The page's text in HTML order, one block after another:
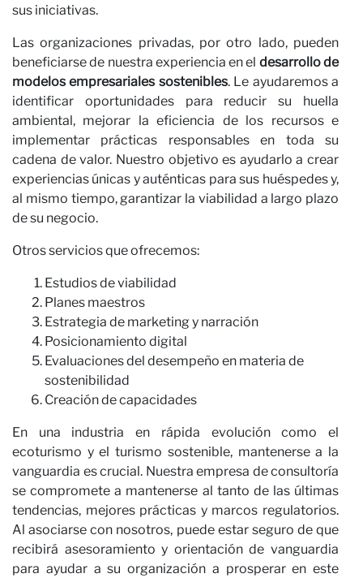
sus iniciativas.
Las organizaciones privadas, por otro lado, pueden
beneficiarse de nuestra experiencia en el desarrollo de
modelos empresariales sostenibles. Le ayudaremos a
identificar oportunidades para reducir su huella
ambiental, mejorar la eficiencia de los recursos e
implementar prácticas responsables en toda su
cadena de valor. Nuestro objetivo es ayudarlo a crear
experiencias únicas y auténticas para sus huéspedes y,
al mismo tiempo, garantizar la viabilidad a largo plazo
de su negocio.
Otros servicios que ofrecemos:
Estudios de viabilidad
Planes maestros
Estrategia de marketing y narración
Posicionamiento digital
Evaluaciones del desempeño en materia de
sostenibilidad
Creación de capacidades
En una industria en rápida evolución como el
ecoturismo y el turismo sostenible, mantenerse a la
vanguardia es crucial. Nuestra empresa de consultoría
se compromete a mantenerse al tanto de las últimas
tendencias, mejores prácticas y marcos regulatorios.
Al asociarse con nosotros, puede estar seguro de que
recibirá asesoramiento y orientación de vanguardia
para ayudar a su organización a prosperar en este